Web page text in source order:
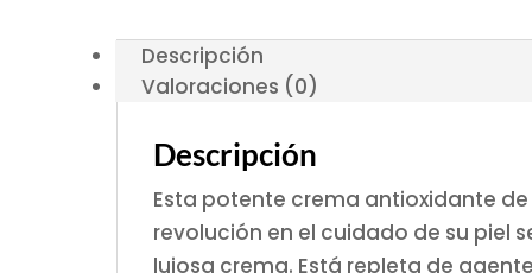
Descripción
Valoraciones (0)
Descripción
Esta potente crema antioxidante
revolución en el cuidado de su piel
lujosa crema. Está repleta de